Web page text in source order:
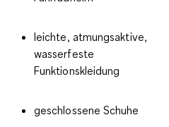
leichte, atmungsaktive,
wasserfeste
Funktionskleidung
geschlossene Schuhe